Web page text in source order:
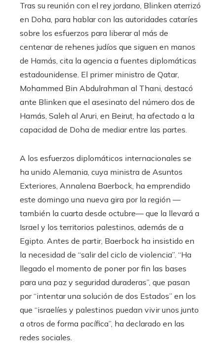
Tras su reunión con el rey jordano, Blinken aterrizó
en Doha, para hablar con las autoridades cataríes
sobre los esfuerzos para liberar al más de
centenar de rehenes judíos que siguen en manos
de Hamás, cita la agencia a fuentes diplomáticas
estadounidense. El primer ministro de Qatar,
Mohammed Bin Abdulrahman al Thani, destacó
ante Blinken que el asesinato del número dos de
Hamás, Saleh al Aruri, en Beirut, ha afectado a la
capacidad de Doha de mediar entre las partes.
A los esfuerzos diplomáticos internacionales se
ha unido Alemania, cuya ministra de Asuntos
Exteriores, Annalena Baerbock, ha emprendido
este domingo una nueva gira por la región —
también la cuarta desde octubre— que la llevará a
Israel y los territorios palestinos, además de a
Egipto. Antes de partir, Baerbock ha insistido en
la necesidad de “salir del ciclo de violencia”. “Ha
llegado el momento de poner por fin las bases
para una paz y seguridad duraderas”, que pasan
por “intentar una solución de dos Estados” en los
que “israelíes y palestinos puedan vivir unos junto
a otros de forma pacífica”, ha declarado en las
redes sociales.